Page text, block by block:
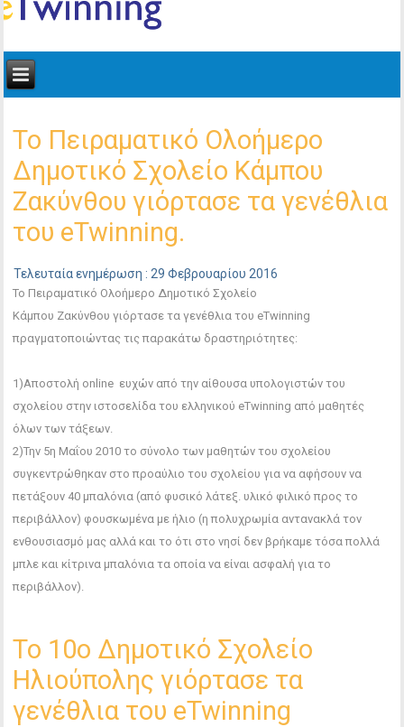
Το Πειραματικό Ολοήμερο
Δημοτικό Σχολείο Κάμπου
Ζακύνθου γιόρτασε τα γενέθλια
του eTwinning.
Τελευταία ενημέρωση : 29 Φεβρουαρίου 2016
Το Πειραματικό Ολοήμερο Δημοτικό Σχολείο
Κάμπου Ζακύνθου γιόρτασε τα γενέθλια του eTwinning
πραγματοποιώντας τις παρακάτω δραστηριότητες:
1)Αποστολή online ευχών από την αίθουσα υπολογιστών του
σχολείου στην ιστοσελίδα του ελληνικού eTwinning από μαθητές
όλων των τάξεων.
2)Την 5η Μαΐου 2010 το σύνολο των μαθητών του σχολείου
συγκεντρώθηκαν στο προαύλιο του σχολείου για να αφήσουν να
πετάξουν 40 μπαλόνια (από φυσικό λάτεξ. υλικό φιλικό προς το
περιβάλλον) φουσκωμένα με ήλιο (η πολυχρωμία αντανακλά τον
ενθουσιασμό μας αλλά και το ότι στο νησί δεν βρήκαμε τόσα πολλά
μπλε και κίτρινα μπαλόνια τα οποία να είναι ασφαλή για το
περιβάλλον).
Το 10ο Δημοτικό Σχολείο
Ηλιούπολης γιόρτασε τα
γενέθλια του eTwinning